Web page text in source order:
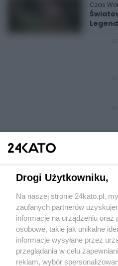
Czas
Wydawca mediów lokalnych
Drogi Użytkowniku,
Na naszej stronie 24kato.pl,
zaufanych partnerów
informacje na urządzeniu oraz
osobowe, takie jak unikalne
informacje wysyłane przez
przeglądania w celu
reklam, wybór